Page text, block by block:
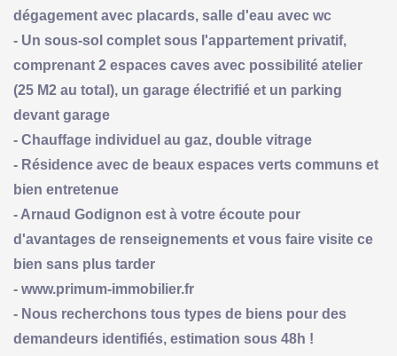
dégagement avec placards, salle d'eau avec wc
- Un sous-sol complet sous l'appartement privatif,
comprenant 2 espaces caves avec possibilité atelier
(25 M2 au total), un garage électrifié et un parking
devant garage
- Chauffage individuel au gaz, double vitrage
- Résidence avec de beaux espaces verts communs et
bien entretenue
- Arnaud Godignon est à votre écoute pour
d'avantages de renseignements et vous faire visite ce
bien sans plus tarder
- www.primum-immobilier.fr
- Nous recherchons tous types de biens pour des
demandeurs identifiés, estimation sous 48h !